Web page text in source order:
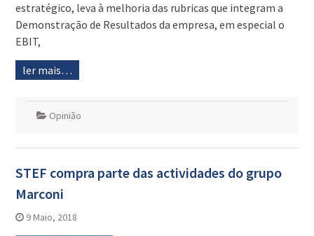
estratégico, leva à melhoria das rubricas que integram a
Demonstração de Resultados da empresa, em especial o
EBIT,
ler mais…
Opinião
STEF compra parte das actividades do grupo
Marconi
9 Maio, 2018